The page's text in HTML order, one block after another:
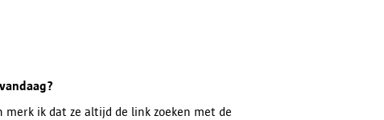
merk ik dat ze altijd de link zoeken met de